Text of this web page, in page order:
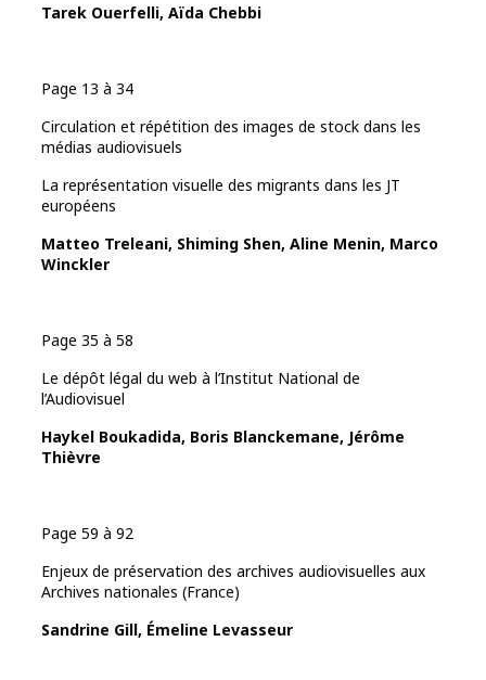
Tarek Ouerfelli, Aïda Chebbi
Page 13 à 34
Circulation et répétition des images de stock dans les
médias audiovisuels
La représentation visuelle des migrants dans les JT
européens
Matteo Treleani, Shiming Shen, Aline Menin, Marco
Winckler
Page 35 à 58
Le dépôt légal du web à l’Institut National de
l’Audiovisuel
Haykel Boukadida, Boris Blanckemane, Jérôme
Thièvre
Page 59 à 92
Enjeux de préservation des archives audiovisuelles aux
Archives nationales (France)
Sandrine Gill, Émeline Levasseur